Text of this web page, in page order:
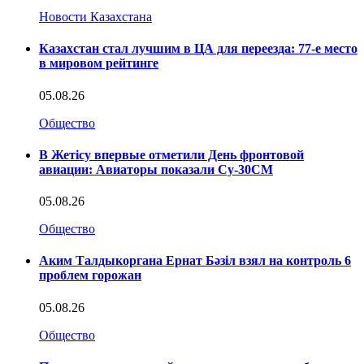
Новости Казахстана
Казахстан стал лучшим в ЦА для переезда: 77-е место
в мировом рейтинге
05.08.26
Общество
В Жетісу впервые отметили День фронтовой
авиации: Авиаторы показали Су-30СМ
05.08.26
Общество
Аким Талдыкоргана Ернат Бәзіл взял на контроль 6
проблем горожан
05.08.26
Общество